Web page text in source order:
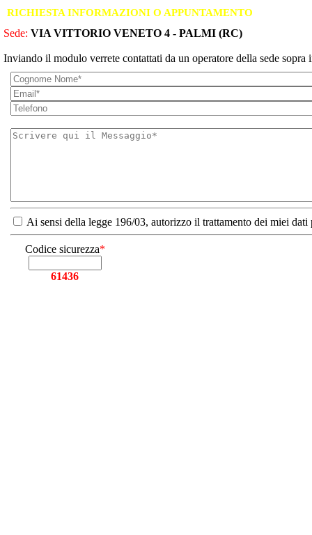
RICHIESTA INFORMAZIONI O APPUNTAMENTO
Sede: VIA VITTORIO VENETO 4 - PALMI (RC)
Inviando il modulo verrete contattati da un operatore della sede sopra
Ai sensi della legge 196/03, autorizzo il trattamento dei miei
Codice sicurezza*
61436